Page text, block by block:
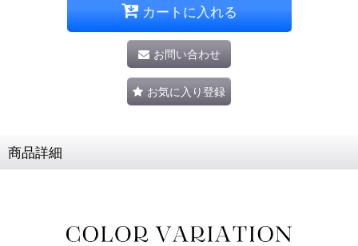
カートに入れる
お問い合わせ
お気に入り登録
商品詳細